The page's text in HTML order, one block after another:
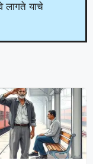
लागते याचे